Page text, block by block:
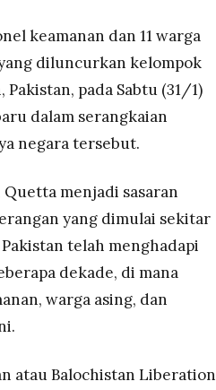
serangan balasan, total 108
Delhi belum beri respons
keamanan dan 11 warga
diluncurkan kelompok
pada Sabtu (31/1)
dalam serangkaian
negara tersebut.
menjadi sasaran
yang dimulai sekitar
telah menghadapi
dekade, di mana
warga asing, dan
atau Balochistan Liberation